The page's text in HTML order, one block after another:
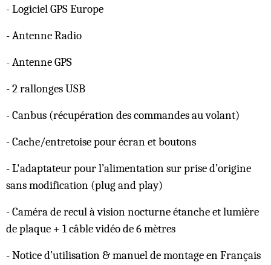
- Logiciel GPS Europe
- Antenne Radio
- Antenne GPS
- 2 rallonges USB
- Canbus (récupération des commandes au volant)
- Cache/entretoise pour écran et boutons
- L'adaptateur pour l’alimentation sur prise d’origine
sans modification (plug and play)
- Caméra de recul à vision nocturne étanche et lumière
de plaque + 1 câble vidéo de 6 mètres
- Notice d’utilisation & manuel de montage en Français